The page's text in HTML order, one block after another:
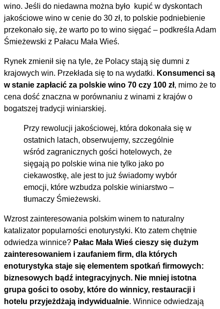
wino. Jeśli do niedawna można było kupić w dyskontach
jakościowe wino w cenie do 30 zł, to polskie podniebienie
przekonało się, że warto po to wino sięgać – podkreśla Adam
Śmieżewski z Pałacu Mała Wieś.
Rynek zmienił się na tyle, że Polacy stają się dumni z
krajowych win. Przekłada się to na wydatki. Konsumenci są
w stanie zapłacić za polskie wino 70 czy 100 zł, mimo że to
cena dość znaczna w porównaniu z winami z krajów o
bogatszej tradycji winiarskiej.
Przy rewolucji jakościowej, która dokonała się w
ostatnich latach, obserwujemy, szczególnie
wśród zagranicznych gości hotelowych, że
sięgają po polskie wina nie tylko jako po
ciekawostkę, ale jest to już świadomy wybór
emocji, które wzbudza polskie winiarstwo –
tłumaczy Śmieżewski.
Wzrost zainteresowania polskim winem to naturalny
katalizator popularności enoturystyki. Kto zatem chętnie
odwiedza winnice? Pałac Mała Wieś cieszy się dużym
zainteresowaniem i zaufaniem firm, dla których
enoturystyka staje się elementem spotkań firmowych:
biznesowych bądź integracyjnych. Nie mniej istotna
grupa gości to osoby, które do winnicy, restauracji i
hotelu przyjeżdżają indywidualnie. Winnice odwiedzają